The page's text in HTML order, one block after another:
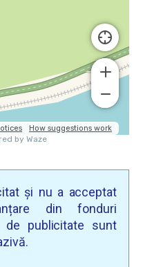
și nu a acceptat
din fonduri
de publicitate sunt